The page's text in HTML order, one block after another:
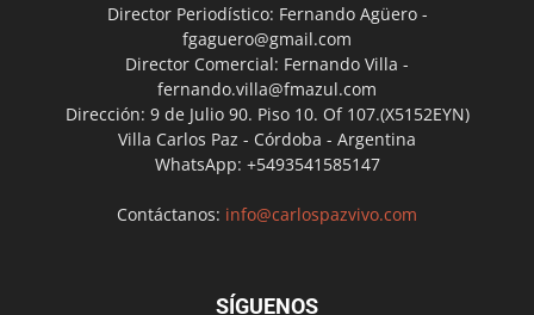
Director Periodístico: Fernando Agüero -
fgaguero@gmail.com
Director Comercial: Fernando Villa -
fernando.villa@fmazul.com
Dirección: 9 de Julio 90. Piso 10. Of 107.(X5152EYN)
Villa Carlos Paz - Córdoba - Argentina
WhatsApp: +5493541585147
Contáctanos: info@carlospazvivo.com
SÍGUENOS